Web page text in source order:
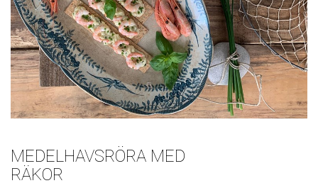
MEDELHAVSRÖRA MED
RÄKOR